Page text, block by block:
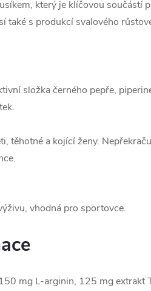
který je klíčovou součástí
také s produkcí svalového
složka černého pepře,
těhotné a kojící ženy.
vhodná pro sportovce.
150 mg L-arginin, 125 mg extrakt